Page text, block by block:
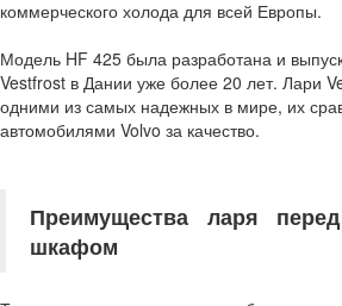
коммерческого холода для всей Европы.
Модель HF 425 была разработана и
Vestfrost в Дании уже более 20 лет. Лари
одними из самых надежных в мире, их
автомобилями Volvo за качество.
Преимущества ларя
шкафом